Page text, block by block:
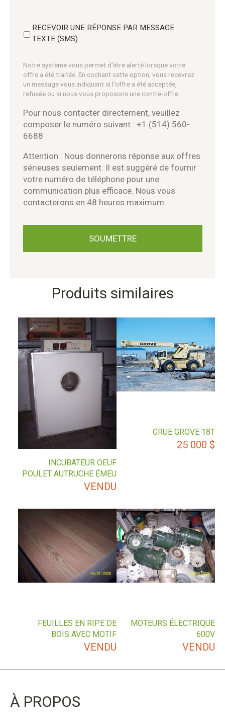
RECEVOIR UNE RÉPONSE PAR MESSAGE
TEXTE (SMS)
Notre système vous permet d'être alerté lorsque votre
offre a été traitée. En cochant cette option, vous recevrez
un message vous indiquant si l'offre a été acceptée,
refusée ou si nous vous proposons une contre-offre.
Pour nous contacter directement, veuillez
composer le numéro suivant : +1 (514) 560-
6688
Attention : Nous donnerons réponse aux offres
sérieuses seulement. Il est suggéré de fournir
votre numéro de téléphone pour une
communication plus efficace. Nous vous
contacterons en 48 heures maximum.
Produits similaires
GRUE GROVE 18T
25 000 $
INCUBATEUR OEUF
POULET AUTRUCHE ÉMEU
VENDU
MOTEURS ÉLECTRIQUE
600V
VENDU
FEUILLES EN RIPE DE
BOIS AVEC MOTIF
VENDU
À PROPOS